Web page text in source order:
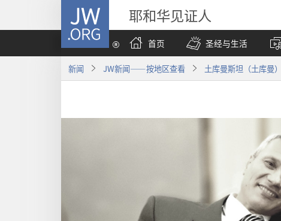
JW.ORG 耶和华见证人
首页
圣经与生活
新闻 JW新闻——按地区查看 土库曼斯坦（土库曼）